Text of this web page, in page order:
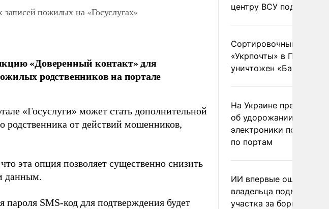
пожилых на «Госуслугах»
«Доверенный контакт» для
родственников на портале
«Госуслуги» может стать дополнительной
от действий мошенников,
эта опция позволяет существенно снизить
данным.
пароля SMS-код для подтверждения будет
центру ВСУ под Киевом
Сортировочный пункт
«Укрпочты» в
уничтожен
На Украине
об удорожании
электроники после
по портам
ИИ впервые
владельца
участка за борщевик